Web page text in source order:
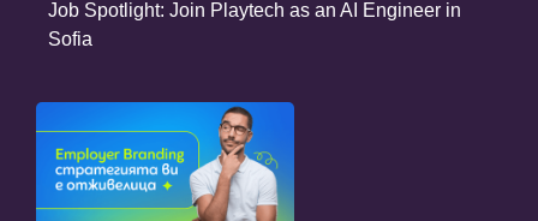
Job Spotlight: Join Playtech as an AI Engineer in
Sofia